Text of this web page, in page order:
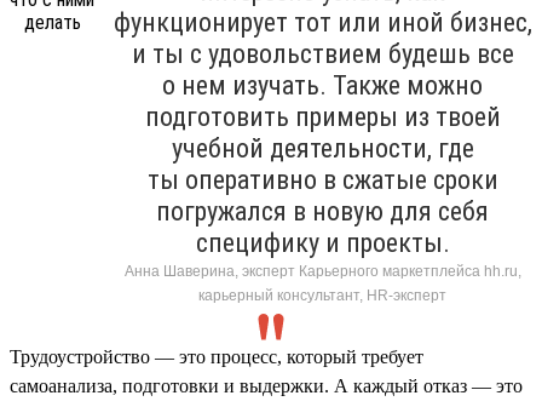
функционирует тот или иной бизнес,
и ты с удовольствием будешь все
о нем изучать. Также можно
подготовить примеры из твоей
учебной деятельности, где
ты оперативно в сжатые сроки
погружался в новую для себя
специфику и проекты.
Анна Шаверина, эксперт Карьерного маркетплейса hh.ru,
карьерный консультант, HR-эксперт
Трудоустройство — это процесс, который требует
самоанализа, подготовки и выдержки. А каждый отказ — это